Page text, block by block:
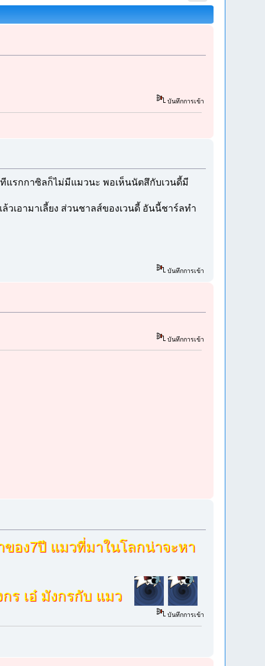
บันทึกการเข้า
แรกกาซิลก็ไม่มีแมวนะ พอเห็นนัตสึกับเวนดี้มี
วเอามาเลี้ยง ส่วนชาลส์ของเวนดี้ อันนี้ชาร์ลทำ
บันทึกการเข้า
บันทึกการเข้า
ของ7ปี แมวที่มาในโลกน่าจะหา
กร เอ๋ มังกรกับ แมว
บันทึกการเข้า